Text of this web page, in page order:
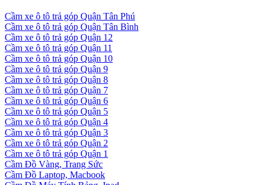
Cầm xe ô tô trả góp Quận Tân Phú
Cầm xe ô tô trả góp Quận Tân Bình
Cầm xe ô tô trả góp Quận 12
Cầm xe ô tô trả góp Quận 11
Cầm xe ô tô trả góp Quận 10
Cầm xe ô tô trả góp Quận 9
Cầm xe ô tô trả góp Quận 8
Cầm xe ô tô trả góp Quận 7
Cầm xe ô tô trả góp Quận 6
Cầm xe ô tô trả góp Quận 5
Cầm xe ô tô trả góp Quận 4
Cầm xe ô tô trả góp Quận 3
Cầm xe ô tô trả góp Quận 2
Cầm xe ô tô trả góp Quận 1
Cầm Đồ Vàng, Trang Sức
Cầm Đồ Laptop, Macbook